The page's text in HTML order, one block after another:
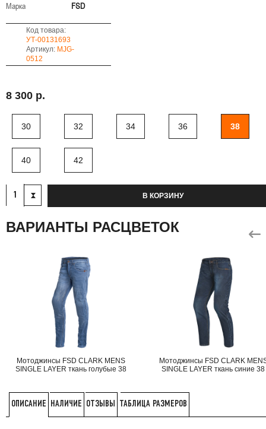
Марка
FSD
Код товара:
УТ-00131693
Артикул: MJG-
0512
8 300 р.
30 32 34 36 38
40 42
В КОРЗИНУ
ВАРИАНТЫ РАСЦВЕТОК
Мотоджинсы FSD CLARK MENS
SINGLE LAYER ткань голубые 38
Мотоджинсы FSD CLARK
SINGLE LAYER ткань синие 38
ОПИСАНИЕ НАЛИЧИЕ ОТЗЫВЫ ТАБЛИЦА РАЗМЕРОВ